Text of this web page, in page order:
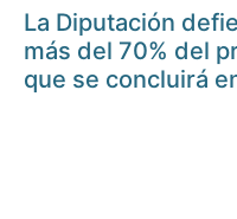
La Diputación
más del 70% del
que se concluirá